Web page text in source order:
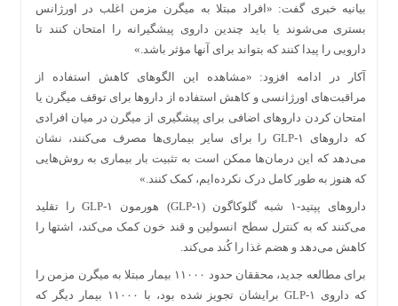
بیانیه خبری گفت: «افراد مبتلا به میگرن مزمن اغلب در اورژانس
بستری می‌شوند یا باید چندین داروی پیشگیرانه را امتحان کنند تا
دارویی را پیدا کنند که بتواند برای آنها مؤثر باشد.»
آکار در ادامه افزود: «مشاهده این الگوهای کاهش استفاده از
مراقبت‌های اورژانسی و کاهش استفاده از داروها برای توقف میگرن یا
امتحان کردن داروهای اضافی برای پیشگیری از میگرن در میان افرادی
که داروهای GLP-۱ را برای سایر بیماری‌ها مصرف می‌کنند، نشان
می‌دهد که این درمان‌ها ممکن است به تثبیت بار بیماری به روش‌هایی
که هنوز به طور کامل درک نکرده‌ایم، کمک کنند.»
داروهای پپتید-۱ شبه گلوکاگون (GLP-۱) هورمون GLP-۱ را تقلید
می‌کنند که به کنترل سطح انسولین و قند خون کمک می‌کند، اشتها را
کاهش می‌دهد و هضم غذا را کُند می‌کند.
برای مطالعه جدید، محققان حدود ۱۱۰۰۰ بیمار مبتلا به میگرن مزمن را
که داروی GLP-۱ برایشان تجویز شده بود، با ۱۱۰۰۰ بیمار دیگر که